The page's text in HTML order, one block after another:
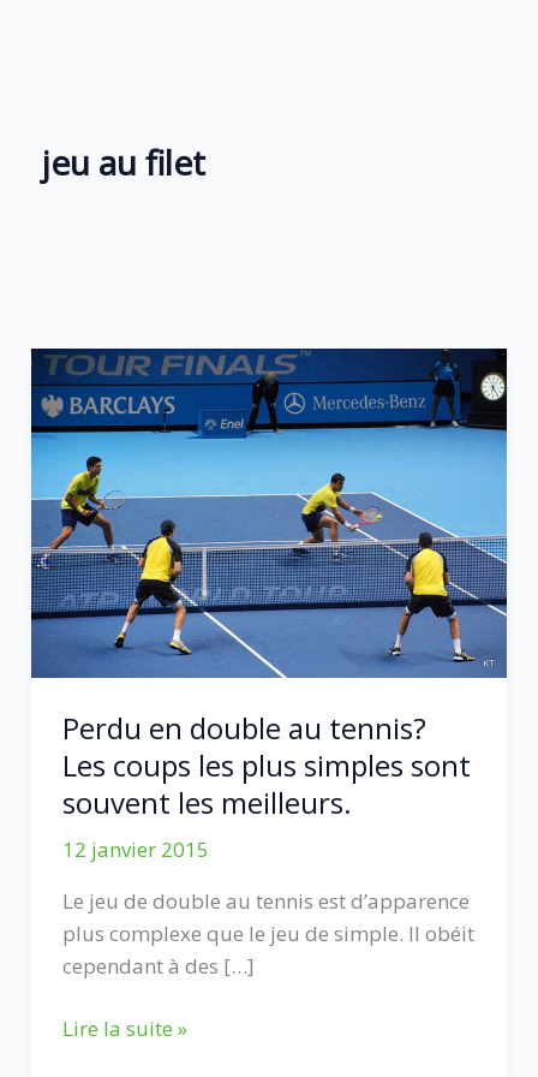
jeu au filet
Perdu en double au tennis?
Les coups les plus simples sont
souvent les meilleurs.
12 janvier 2015
Le jeu de double au tennis est d’apparence
plus complexe que le jeu de simple. Il obéit
cependant à des […]
Perdu
Lire la suite »